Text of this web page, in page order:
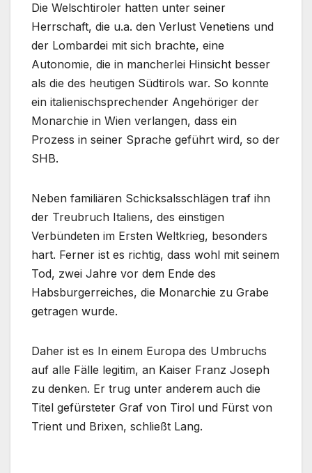
Die Welschtiroler hatten unter seiner
Herrschaft, die u.a. den Verlust Venetiens und
der Lombardei mit sich brachte, eine
Autonomie, die in mancherlei Hinsicht besser
als die des heutigen Südtirols war. So konnte
ein italienischsprechender Angehöriger der
Monarchie in Wien verlangen, dass ein
Prozess in seiner Sprache geführt wird, so der
SHB.
Neben familiären Schicksalsschlägen traf ihn
der Treubruch Italiens, des einstigen
Verbündeten im Ersten Weltkrieg, besonders
hart. Ferner ist es richtig, dass wohl mit seinem
Tod, zwei Jahre vor dem Ende des
Habsburgerreiches, die Monarchie zu Grabe
getragen wurde.
Daher ist es In einem Europa des Umbruchs
auf alle Fälle legitim, an Kaiser Franz Joseph
zu denken. Er trug unter anderem auch die
Titel gefürsteter Graf von Tirol und Fürst von
Trient und Brixen, schließt Lang.